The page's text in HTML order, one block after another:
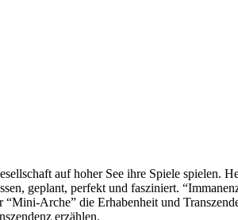
auf hoher See ihre Spiele spielen.
geplant, perfekt und fasziniert.
Arche” die Erhabenheit und
erzählen.